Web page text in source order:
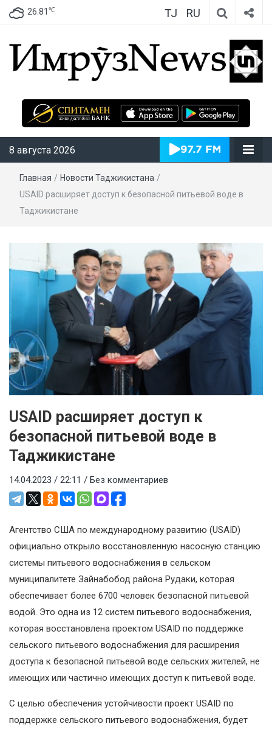
26.81 ℃ TJ RU
ИмрӯзNews
8 августа 2026
Главная / Новости Таджикистана /
USAID расширяет доступ к безопасной питьевой воде в
Таджикистане
USAID расширяет доступ к
безопасной питьевой воде в
Таджикистане
14.04.2023 / 22:11 / Без комментариев
Агентство США по международному развитию (USAID)
официально открыло восстановленную насосную станцию
системы питьевого водоснабжения в сельском
муниципалитете Зайнабобод района Рудаки, которая
обеспечивает более 6700 человек безопасной питьевой
водой. Это одна из 12 систем питьевого водоснабжения,
которая восстановлена проектом USAID по поддержке
сельского питьевого водоснабжения для расширения
доступа к безопасной питьевой воде сельских жителей, не
имеющих или частично имеющих доступ к питьевой воде.
С целью обеспечения устойчивости проект USAID по
поддержке сельского питьевого водоснабжения, будет